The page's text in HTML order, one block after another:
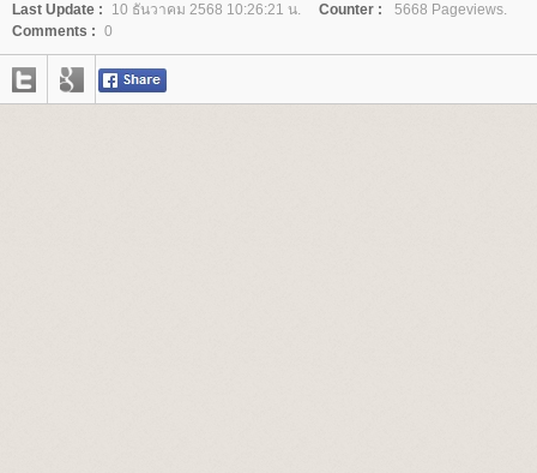
Last Update :
10 ธันวาคม 2568 10:26:21 น. Counter :
5668 Pageviews.
Comments : 0